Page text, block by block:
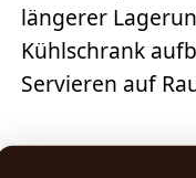
längerer
Kühlschrank
Servieren auf